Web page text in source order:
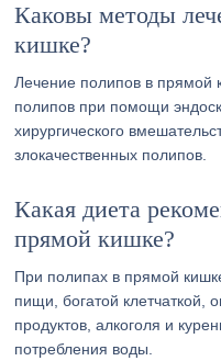
Каковы методы
кишке?
Лечение полипов в прямой
полипов при помощи
хирургического
злокачественных полипов.
Какая диета
прямой кишке?
При полипах в прямой
пищи, богатой клетчаткой,
продуктов, алкоголя и
потребления воды.